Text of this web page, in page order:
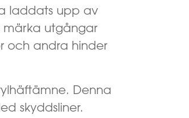
laddats upp av
märka utgångar
och andra hinder
Denna
skyddsliner.